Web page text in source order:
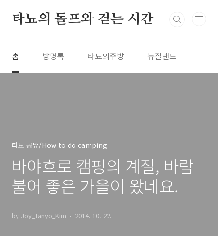
타뇨의 돌프와 걷는 시간
홈 방명록 타뇨의주방 뉴질랜드
타뇨 공방/How to do camping
바야흐로 캠핑의 계절, 바람
불어 좋은 가을이 왔네요.
by Joy_Tanyo_Kim 2014. 10. 22.